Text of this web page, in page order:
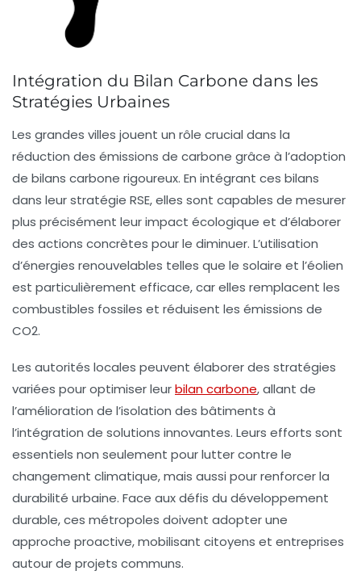
Intégration du Bilan Carbone dans les
Stratégies Urbaines
Les grandes villes jouent un rôle crucial dans la
réduction des émissions de carbone grâce à l’adoption
de bilans carbone rigoureux. En intégrant ces bilans
dans leur stratégie RSE, elles sont capables de mesurer
plus précisément leur impact écologique et d’élaborer
des actions concrètes pour le diminuer. L’utilisation
d’énergies renouvelables telles que le solaire et l’éolien
est particulièrement efficace, car elles remplacent les
combustibles fossiles et réduisent les émissions de
CO2.
Les autorités locales peuvent élaborer des stratégies
variées pour optimiser leurbilan carbone, allant de
l’amélioration de l’isolation des bâtiments à
l’intégration de solutions innovantes. Leurs efforts sont
essentiels non seulement pour lutter contre le
changement climatique, mais aussi pour renforcer la
durabilité urbaine. Face aux défis du développement
durable, ces métropoles doivent adopter une
approche proactive, mobilisant citoyens et entreprises
autour de projets communs.